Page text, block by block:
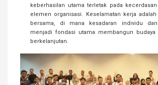
keberhasilan utama terletak pada
elemen organisasi. Keselamatan kerja
bersama, di mana kesadaran individu
menjadi fondasi utama membangun budaya
berkelanjutan.